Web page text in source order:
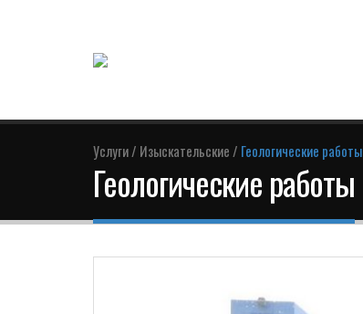
Услуги/ Изыскательские / Геологические работы
Геологические работы